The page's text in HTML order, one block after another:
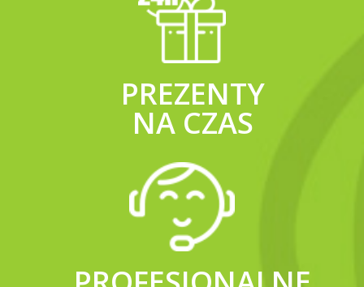
PREZENTY
NA CZAS